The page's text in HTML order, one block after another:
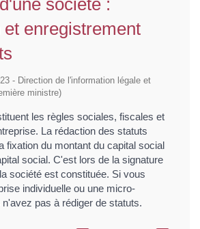
société :
et enregistrement
- Direction de l'information légale et
ministre)
les règles sociales, fiscales et
La rédaction des statuts
fixation du montant du capital social
social. C'est lors de la signature
société est constituée. Si vous
individuelle ou une micro-
pas à rédiger de statuts.